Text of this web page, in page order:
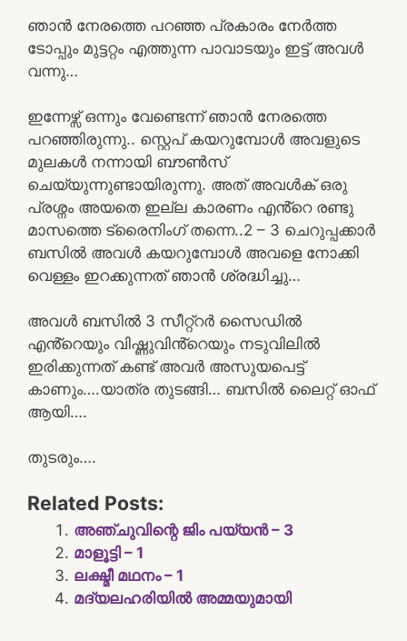
ഞാൻ നേരത്തെ പറഞ്ഞ പ്രകാരം നേർത്ത
ടോപ്പും മുട്ടറ്റം എത്തുന്ന പാവാടയും ഇട്ട് അവൾ
വന്നു…
ഇന്നേഴ്സ് ഒന്നും വേണ്ടെന്ന് ഞാൻ നേരത്തെ
പറഞ്ഞിരുന്നു.. സ്റ്റെപ് കയറുമ്പോൾ അവളുടെ
മുലകൾ നന്നായി ബൗൺസ്
ചെയ്യുന്നുണ്ടായിരുന്നു. അത് അവൾക് ഒരു
പ്രശ്നം അയതെ ഇല്ല കാരണം എൻ്റെ രണ്ടു
മാസത്തെ ട്രൈനിംഗ് തന്നെ..2 – 3 ചെറുപ്പക്കാർ
ബസിൽ അവൾ കയറുമ്പോൾ അവളെ നോക്കി
വെള്ളം ഇറക്കുന്നത് ഞാൻ ശ്രദ്ധിച്ചു…
അവൾ ബസിൽ 3 സീറ്റ്റർ സൈഡിൽ
എൻ്റെയും വിഷ്ണുവിൻ്റെയും നടുവിലിൽ
ഇരിക്കുന്നത് കണ്ട് അവർ അസുയപെട്ട്
കാണും….യാത്ര തുടങ്ങി… ബസിൽ ലൈറ്റ് ഓഫ്
ആയി….
തുടരും….
Related Posts:
അഞ്ചുവിന്റെ ജിം പയ്യൻ – 3
മാളൂട്ടി – 1
ലക്ഷ്മീ മഥനം – 1
മദ്യലഹരിയിൽ അമ്മയുമായി